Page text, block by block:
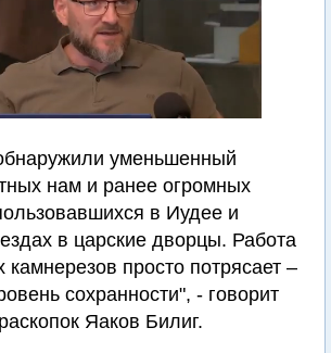
уменьшенный
нам и ранее огромных
в Иудее и
в царские дворцы. Работа
просто потрясает –
сохранности", - говорит
Яаков Билиг.